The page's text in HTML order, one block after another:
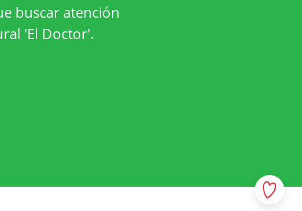
buscar atención
'El Doctor'.
en Brabançonnestraat 25, 3000
con nosotros a través de la
de privacidad
y sus datos personales. En
de la manera más transparente
por qué y qué haremos con